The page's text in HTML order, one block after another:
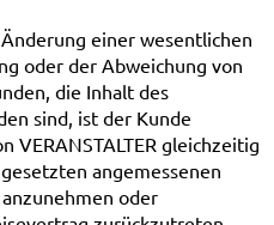
einer wesentlichen
oder der Abweichung von
die Inhalt des
sind, ist der Kunde
VERANSTALTER gleichzeitig
angemessenen
oder